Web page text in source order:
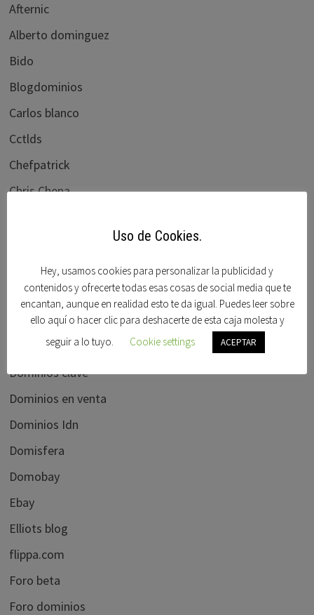
Afternic
Alberto dominguez
Bido
Blogdominios
Carlos blanco
Cctlds
Chefpatrick
Chris Chena
dnforum
Dnjournal
Domain name wire
Domaining
Dominios clave
Dominios en venta
Dominios Idn
Domisfera
Domobay
Ebay
Elliots blog
flippa.com
Foro beta
Foro dominios
Uso de Cookies.
Hey, usamos cookies para personalizar la publicidad y
contenidos y ofrecerte todas esas cosas de social media que te
encantan, aunque en realidad esto te da igual. Puedes leer sobre
ello aquí o hacer clic para deshacerte de esta caja molesta y
seguir a lo tuyo.
Cookie settings ACEPTAR